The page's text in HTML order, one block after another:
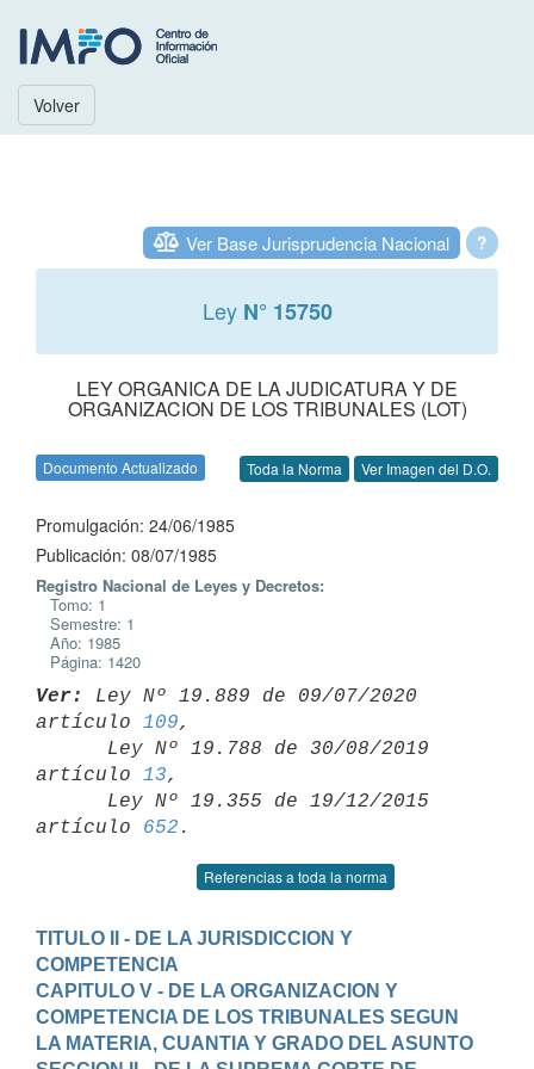
Volver
?
Ver Base Jurisprudencia Nacional
Ley N° 15750
LEY ORGANICA DE LA JUDICATURA Y DE
ORGANIZACION DE LOS TRIBUNALES (LOT)
Documento Actualizado Toda la Norma Ver Imagen del D.O.
Promulgación: 24/06/1985
Publicación: 08/07/1985
Registro Nacional de Leyes y Decretos:
Tomo: 1
Semestre: 1
Año: 1985
Página: 1420
Ver:
Ley Nº 19.889 de 09/07/2020
artículo 109,
artículo 13,
artículo 652
Referencias a toda la norma
TITULO II - DE LA JURISDICCION Y
COMPETENCIA
CAPITULO V - DE LA ORGANIZACION Y
COMPETENCIA DE LOS TRIBUNALES SEGUN
LA MATERIA, CUANTIA Y GRADO DEL ASUNTO